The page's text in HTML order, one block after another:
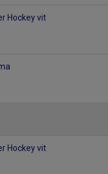
Hockey vit
Hockey vit